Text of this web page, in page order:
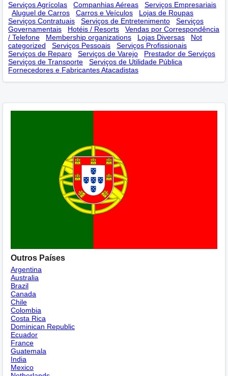
Serviços Agrícolas Companhias Aéreas
Serviços Empresariais
Aluguel de Carros
Carros e Veículos
Lojas de Roupas
Serviços Contratuais
Serviços de Entretenimento
Serviços
Governamentais
Hotéis / Resorts
Vendas por Correspondência
/ Telefone
Membership оrganizations Lojas Diversas
Not
categorized
Serviços Pessoais
Serviços Profissionais
Serviços de Reparo
Serviços de Varejo
Prestador de Serviços
Serviços de Transporte
Serviços de Utilidade Pública
Fornecedores e Fabricantes Atacadistas
Outros Países
Argentina
Australia
Brazil
Canada
Chile
Colombia
Costa Rica
Dominican Republic
Ecuador
France
Guatemala
India
Mexico